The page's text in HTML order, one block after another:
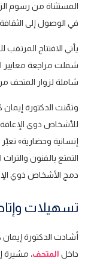
المستثناة من رسوم
في الوصول إلى
يأتي الافتتاح
شملت مراجعة معايير
شاملة لزوار المتحف
وثمّنت الدكتورة
للأشخاص ذوي
إنسانية وحضارية»
التمتع بالفنون
دمج الأشخاص ذوي
تسهيلات
أشادت الدكتورة إيمان
داخل المتحف، مشيرة